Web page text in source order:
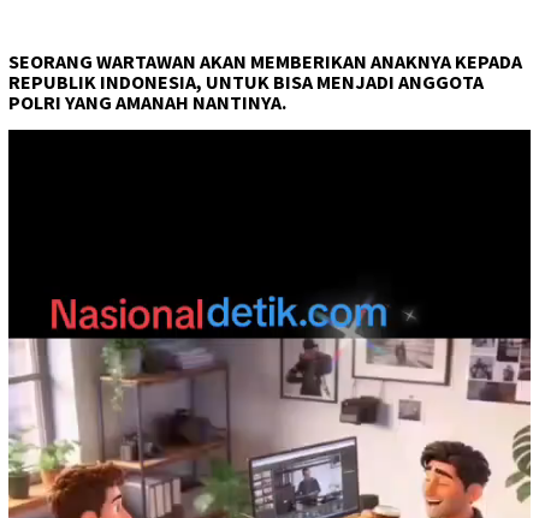
SEORANG WARTAWAN AKAN MEMBERIKAN ANAKNYA KEPADA
REPUBLIK INDONESIA, UNTUK BISA MENJADI ANGGOTA
POLRI YANG AMANAH NANTINYA.